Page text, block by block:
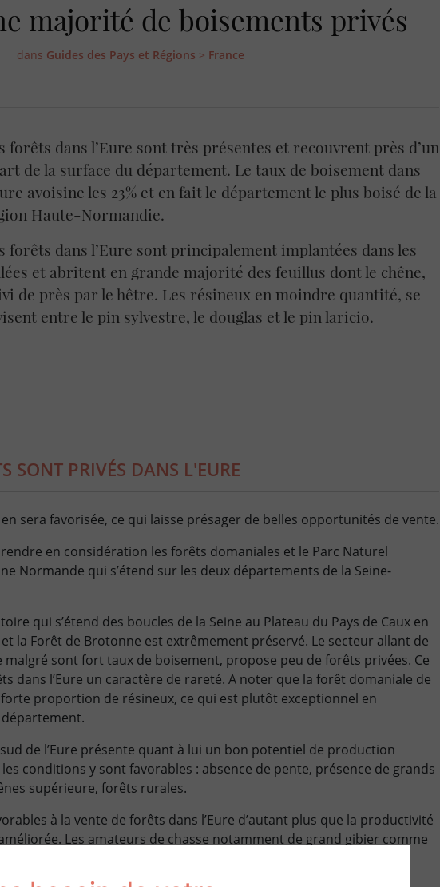
majorité de boisements privés
dans Guides des Pays et Régions > France
forêts dans l’Eure sont très présentes et recouvrent près d’un
de la surface du département. Le taux de boisement dans
avoisine les 23% et en fait le département le plus boisé de la
Haute-Normandie.
forêts dans l’Eure sont principalement implantées dans les
et abritent en grande majorité des feuillus dont le chêne,
de près par le hêtre. Les résineux en moindre quantité, se
entre le pin sylvestre, le douglas et le pin laricio.
SONT PRIVÉS DANS L'EURE
sera favorisée, ce qui laisse présager de belles opportunités de vente.
en considération les forêts domaniales et le Parc Naturel
Normande qui s’étend sur les deux départements de la Seine-
qui s’étend des boucles de la Seine au Plateau du Pays de Caux en
la Forêt de Brotonne est extrêmement préservé. Le secteur allant de
malgré sont fort taux de boisement, propose peu de forêts privées. Ce
dans l’Eure un caractère de rareté. A noter que la forêt domaniale de
proportion de résineux, ce qui est plutôt exceptionnel en
de l’Eure présente quant à lui un bon potentiel de production
conditions y sont favorables : absence de pente, présence de grands
supérieure, forêts rurales.
à la vente de forêts dans l’Eure d’autant plus que la productivité
Les amateurs de chasse notamment de grand gibier comme
compte en investissant dans les forêts dans l’Eure.